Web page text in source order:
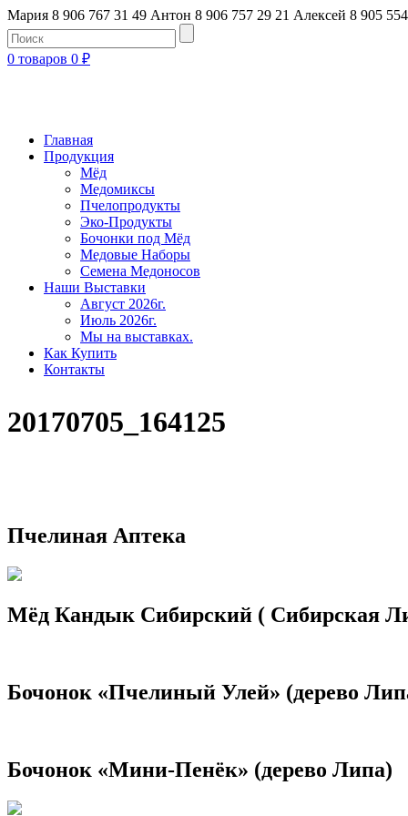
Мария 8 906 767 31 49 Антон 8 906 757 29 21 Алексей 8 905
0 товаров 0 ₽
Главная
Продукция
Мёд
Медомиксы
Пчелопродукты
Эко-Продукты
Бочонки под Мёд
Медовые Наборы
Семена Медоносов
Наши Выставки
Август 2026г.
Июль 2026г.
Мы на выставках.
Как Купить
Контакты
20170705_164125
Пчелиная Аптека
Мёд Кандык Сибирский ( Сибирская
Бочонок «Пчелиный Улей» (дерево
Бочонок «Мини-Пенёк» (дерево Липа)